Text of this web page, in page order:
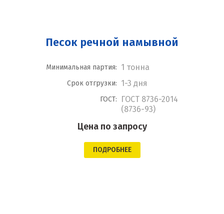
Песок речной намывной
Минимальная партия: 1 тонна
Срок отгрузки: 1-3 дня
ГОСТ:
ГОСТ 8736-2014
(8736-93)
Цена по запросу
ПОДРОБНЕЕ